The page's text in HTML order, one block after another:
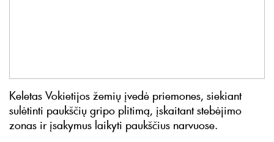
Keletas Vokietijos žemių įvedė priemones, siekiant
sulėtinti paukščių gripo plitimą, įskaitant stebėjimo
zonas ir įsakymus laikyti paukščius narvuose.